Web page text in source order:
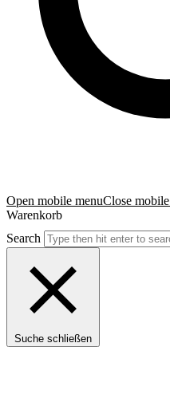
Open mobile menuClose
Warenkorb
Search
Suche schließen